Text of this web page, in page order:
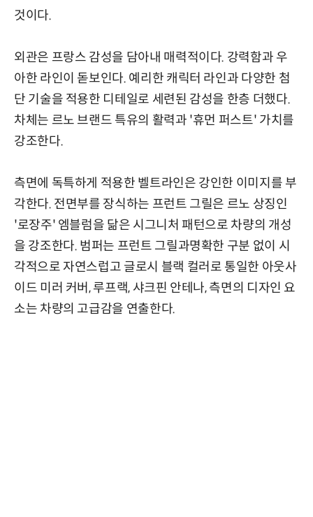
것이다.
외관은 프랑스 감성을 담아내 매력적이다. 강력함과 우
아한 라인이 돋보인다. 예리한 캐릭터 라인과 다양한 첨
단 기술을 적용한 디테일로 세련된 감성을 한층 더했다.
차체는 르노 브랜드 특유의 활력과 '휴먼 퍼스트' 가치를
강조한다.
측면에 독특하게 적용한 벨트라인은 강인한 이미지를 부
각한다. 전면부를 장식하는 프런트 그릴은 르노 상징인
'로장주' 엠블럼을 닮은 시그니처 패턴으로 차량의 개성
을 강조한다. 범퍼는 프런트 그릴과명확한 구분 없이 시
각적으로 자연스럽고 글로시 블랙 컬러로 통일한 아웃사
이드 미러 커버, 루프랙, 샤크핀 안테나, 측면의 디자인 요
소는 차량의 고급감을 연출한다.